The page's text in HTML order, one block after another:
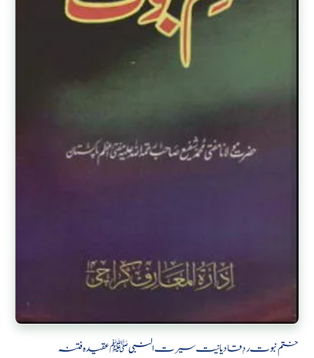
ختم نبوتردِ قادیانیتسیرت النبی ﷺعقیدہفتنہ